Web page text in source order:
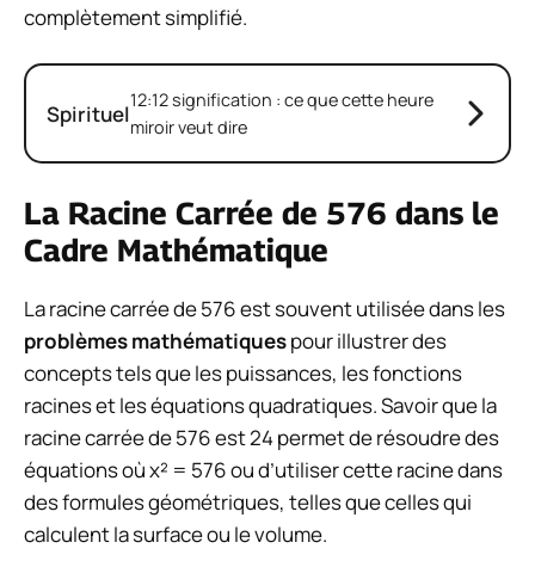
complètement simplifié.
Spirituel12:12 signification : ce que cette heure
miroir veut dire
La Racine Carrée de 576 dans le
Cadre Mathématique
La racine carrée de 576 est souvent utilisée dans les
problèmes mathématiquespour illustrer des
concepts tels que les puissances, les fonctions
racines et les équations quadratiques. Savoir que la
racine carrée de 576 est 24 permet de résoudre des
équations où x² = 576 ou d’utiliser cette racine dans
des formules géométriques, telles que celles qui
calculent la surface ou le volume.